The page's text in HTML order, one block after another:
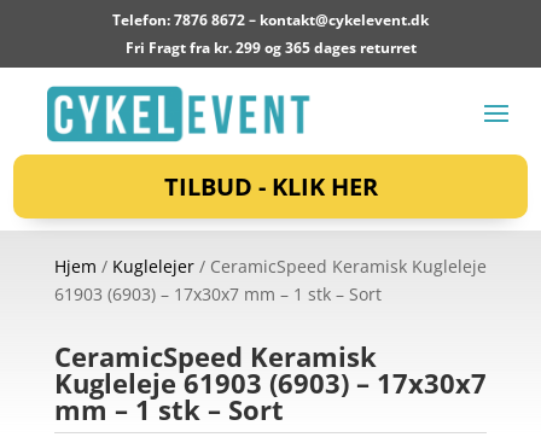
Telefon: 7876 8672 – kontakt@cykelevent.dk
Fri Fragt fra kr. 299 og 365 dages returret
TILBUD - KLIK HER
Hjem / Kuglelejer/ CeramicSpeed Keramisk Kugleleje
61903 (6903) – 17x30x7 mm – 1 stk – Sort
CeramicSpeed Keramisk
Kugleleje 61903 (6903) – 17x30x7
mm – 1 stk – Sort